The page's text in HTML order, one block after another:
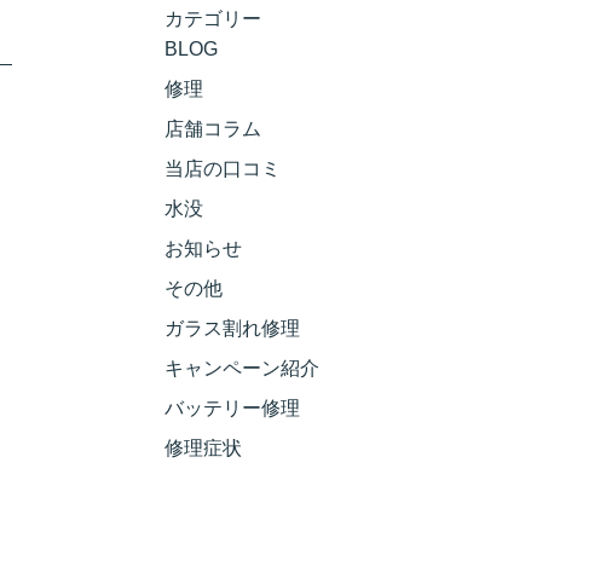
カテゴリー
BLOG
修理
店舗コラム
当店の口コミ
水没
お知らせ
その他
ガラス割れ修理
キャンペーン紹介
バッテリー修理
修理症状